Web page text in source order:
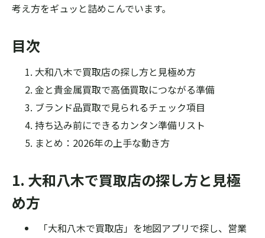
考え方をギュッと詰めこんでいます。
目次
大和八木で買取店の探し方と見極め方
金と貴金属買取で高価買取につながる準備
ブランド品買取で見られるチェック項目
持ち込み前にできるカンタン準備リスト
まとめ：2026年の上手な動き方
1. 大和八木で買取店の探し方と見極
め方
「大和八木で買取店」を地図アプリで探し、営業